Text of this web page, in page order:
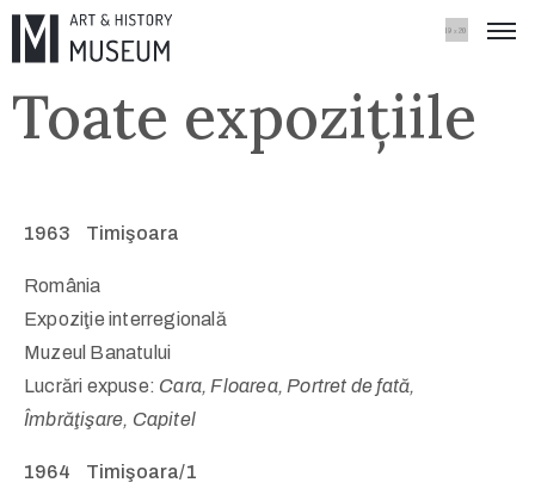
Toate expozițiile
1963 Timişoara
România
Expoziţie interregională
Muzeul Banatului
Lucrări expuse: Cara, Floarea, Portret de fată,
Îmbrăţişare, Capitel
1964 Timişoara/1